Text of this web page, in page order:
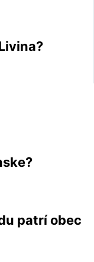
patrí obec